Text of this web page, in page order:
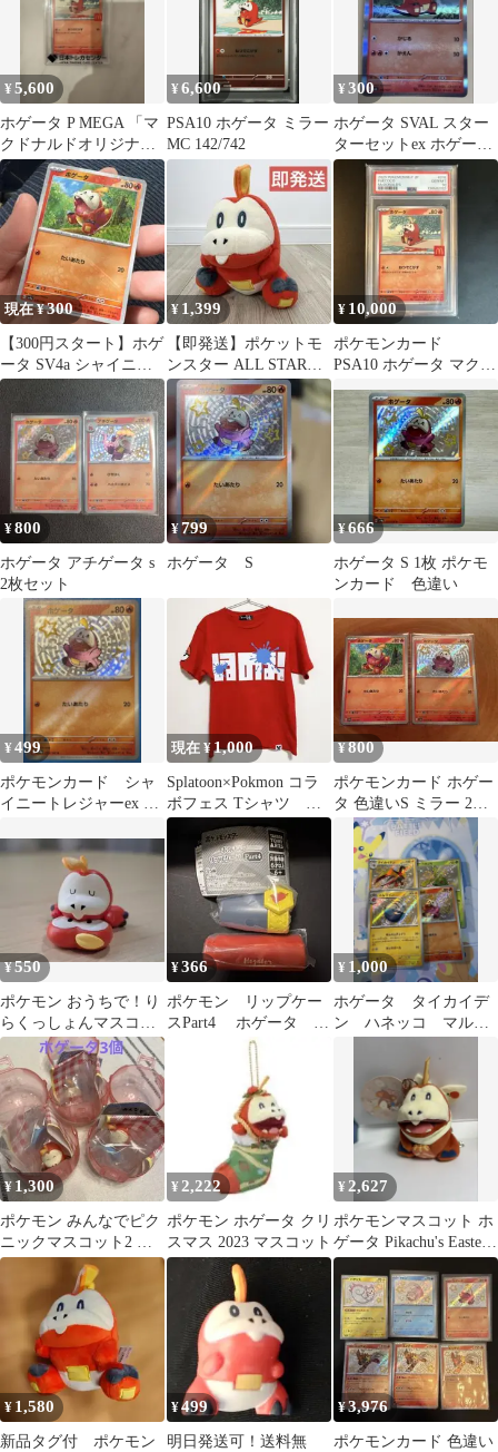
¥5,600
ホゲータ P MEGA 「マ
クドナルドオリジナル
ハッピーセット2025」
0…
¥6,600
PSA10 ホゲータ ミラー
MC 142/742
¥300
ホゲータ SVAL スター
ターセットex ホゲータ
&デンリュウex SVAL
現在 ¥300
【300円スタート】ホゲ
ータ SV4a シャイニー
トレジャーex 030/190
¥ 1,399
【即発送】ポケットモ
ンスター ALL STAR
COLLECTION ホゲー
タ
¥ 10,000
ポケモンカード
PSA10 ホゲータ マクド
¥800
ホゲータ アチゲータ s
2枚セット
¥799
ホゲータ S
¥666
ホゲータ S 1枚 ポケモ
ンカード 色違い
¥499
ポケモンカード シャ
イニートレジャーex ホ
現在 ¥1,000
Splatoon×Pokmon コラ
ボフェス Tシャツ ホ
ノオ S ホゲータ
¥800
ポケモンカード ホゲー
タ 色違いS ミラー 2枚
セット
¥550
ポケモン おうちで！り
らくっしょんマスコッ
ト Part4 ホゲータ フィ
ギュア
¥366
ポケモン リップケー
スPart4 ホゲータ 1
¥ 1,000
ホゲータ タイカイデ
ン ハネッコ マルマ
¥ 1,300
ポケモン みんなでピク
ニックマスコット2 ホ
ゲータ 3個セット
¥ 2,222
ポケモン ホゲータ クリ
スマス 2023 マスコット
¥2,627
ポケモンマスコット ホ
ゲータ Pikachu's Easter
Egg Hunt
¥ 1,580
新品タグ付 ポケモン
¥499
明日発送可！送料無
¥3,976
ポケモンカード 色違い